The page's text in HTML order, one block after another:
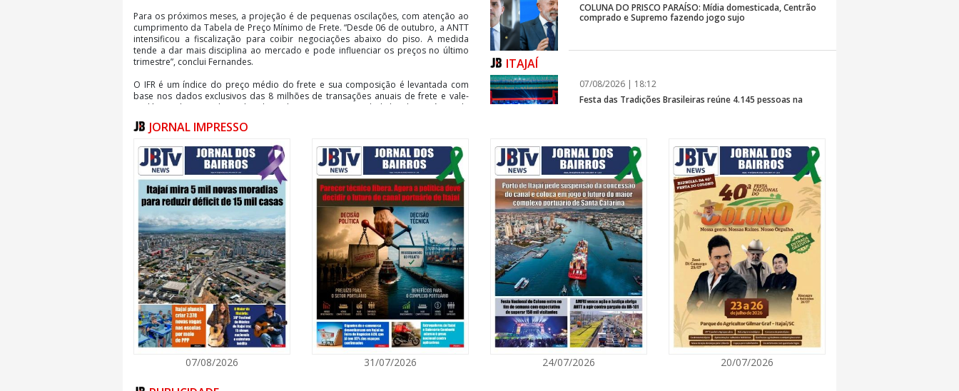
Para os próximos meses, a projeção é de pequenas oscilações, com atenção ao
cumprimento da Tabela de Preço Mínimo de Frete. “Desde 06 de outubro, a ANTT
intensificou a fiscalização para coibir negociações abaixo do piso. A medida
tende a dar mais disciplina ao mercado e pode influenciar os preços no último
trimestre”, conclui Fernandes.
O IFR é um índice do preço médio do frete e sua composição é levantada com
base nos dados exclusivos das 8 milhões de transações anuais de frete e vale-
pedágio administradas pela Edenred Repom. A marca da linha de negócios de
Mobilidade da Edenred Brasil, há 30 anos é especializada na gestão e pagamento
de despesas para o mercado de transporte rodoviário de carga e líder no
Sobre a Edenred Mobilidade
A Edenred é líder em soluções de mobilidade na América Latina, representada no
Brasil pelas marcas Ticket Log, Repom, Pagbem e Taggy. Possui mais de 30 anos
de experiência no País e conecta pessoas e negócios a uma mobilidade mais
eficiente e sustentável. Conta com mais de 35 mil empresas clientes e uma frota
gerenciada de 1 milhão de veículos, que abastecem quase 2,5 bilhões de litros de
combustível por ano. Apenas em gestão de frete e vale-pedágio, possui mais de 3
mil empresas clientes, 1 milhão de caminhoneiros atendidos que correspondem a
8 milhões de transações anuais e 100% das praças de pedágio em todo o Brasil.
As marcas desenvolvem e disponibilizam para o mercado o Índice de Preços
Edenred Ticket Log (IPTL), com uma análise nacional sobre a variação do preço
dos combustíveis, e o Índice de Frete Edenred Repom (IFR), um estudo sobre o
preço médio do frete e sua composição.
No mundo, a Edenred é a plataforma digital líder para serviços e meios de
COLUNA DO PRISCO PARAÍSO: Mídia domesticada, Centrão
comprado e Supremo fazendo jogo sujo
ITAJAÍ
07/08/2026 | 18:12
Festa das Tradições Brasileiras reúne 4.145 pessoas na
BALNEÁRIO CAMBORIÚ
07/08/2026 | 07:00
Ambiental reforça descarte sustentável com envio de 330
quilos de pilhas à logística reversa
GERAL
07/08/2026 | 07:00
Jordan Hang leva estratégias de marketing e vendas ao
InspiraBQ, em Brusque
ITAPEMA
07/08/2026 | 07:00
JORNAL IMPRESSO
07/08/2026 31/07/2026 24/07/2026 20/07/2026